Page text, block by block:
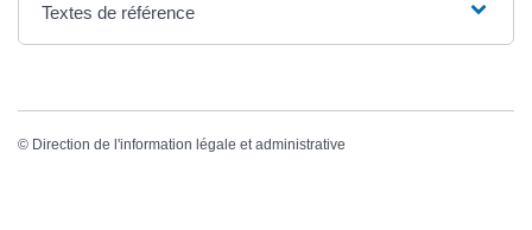
Textes de référence
© Direction de l'information légale et administrative